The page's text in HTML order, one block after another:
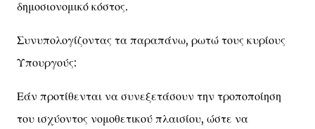
δημοσιονομικό κόστος.
Συνυπολογίζοντας τα παραπάνω, ρωτώ τους κυρίους
Υπουργούς:
Εάν προτίθενται να συνεξετάσουν την τροποποίηση
του ισχύοντος νομοθετικού πλαισίου, ώστε να